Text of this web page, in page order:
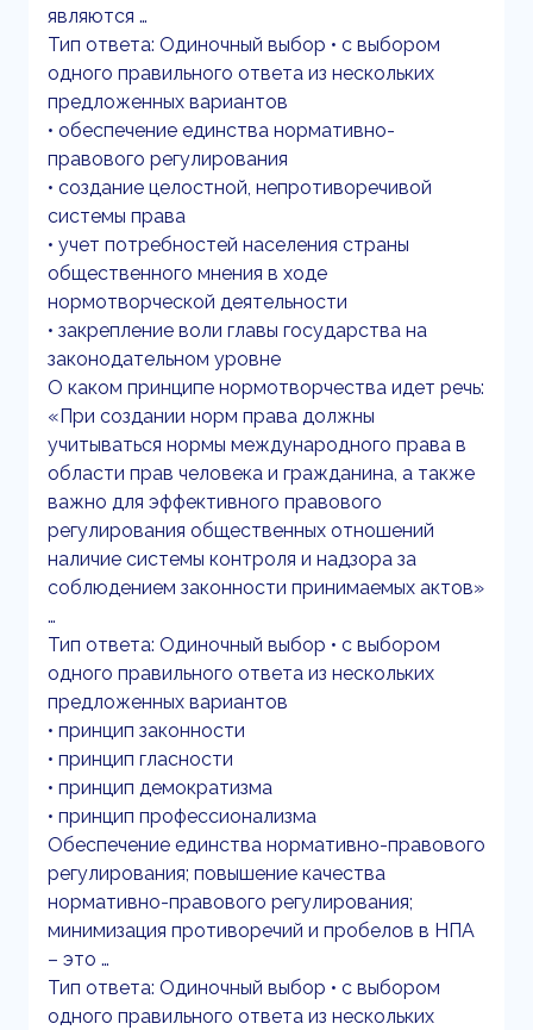
являются …
Тип ответа: Одиночный выбор • с выбором
одного правильного ответа из нескольких
предложенных вариантов
• обеспечение единства нормативно-
правового регулирования
• создание целостной, непротиворечивой
системы права
• учет потребностей населения страны
общественного мнения в ходе
нормотворческой деятельности
• закрепление воли главы государства на
законодательном уровне
О каком принципе нормотворчества идет речь:
«При создании норм права должны
учитываться нормы международного права в
области прав человека и гражданина, а также
важно для эффективного правового
регулирования общественных отношений
наличие системы контроля и надзора за
соблюдением законности принимаемых актов»
…
Тип ответа: Одиночный выбор • с выбором
одного правильного ответа из нескольких
предложенных вариантов
• принцип законности
• принцип гласности
• принцип демократизма
• принцип профессионализма
Обеспечение единства нормативно-правового
регулирования; повышение качества
нормативно-правового регулирования;
минимизация противоречий и пробелов в НПА
– это …
Тип ответа: Одиночный выбор • с выбором
одного правильного ответа из нескольких